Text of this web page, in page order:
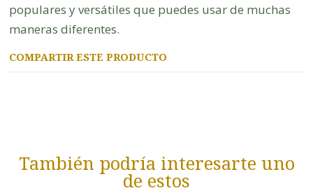
populares y versátiles que puedes usar de muchas
maneras diferentes.
COMPARTIR ESTE PRODUCTO
También podría interesarte uno
de estos